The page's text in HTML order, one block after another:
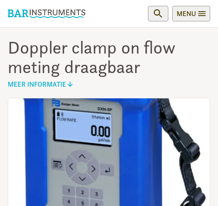
MENU
Doppler clamp on flow
meting draagbaar
MEER INFORMATIE